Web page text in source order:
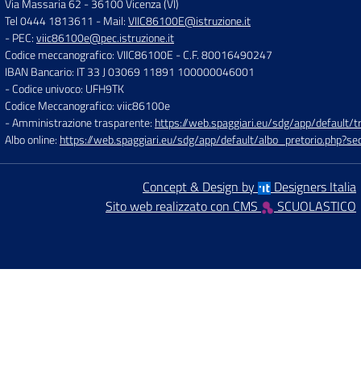
Via Massaria 62 -36100 Vicenza (VI)
Tel 0444 1813611 - Mail:VIIC86100E@istruzione.it
- PEC:viic86100e@pec.istruzione.it
Codice meccanografico: VIIC86100E - C.F. 80016490247
IBAN Bancario: IT 33 J 03069 11891 100000046001
- Codice univoco: UFH9TK
Codice Meccanografico: viic86100e
- Amministrazione trasparente: https://web.spaggiari.eu/sdg/app/default/
Albo online: https://web.spaggiari.eu/sdg/app/default/
Concept & Design by
Designers Italia
Sito web realizzato con CMS
SCUOLASTICO